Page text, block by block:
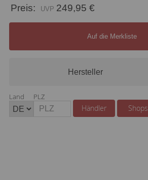
Preis: 249,95 €
Auf die Merkliste
Hersteller
Land PLZ
Händler Shops